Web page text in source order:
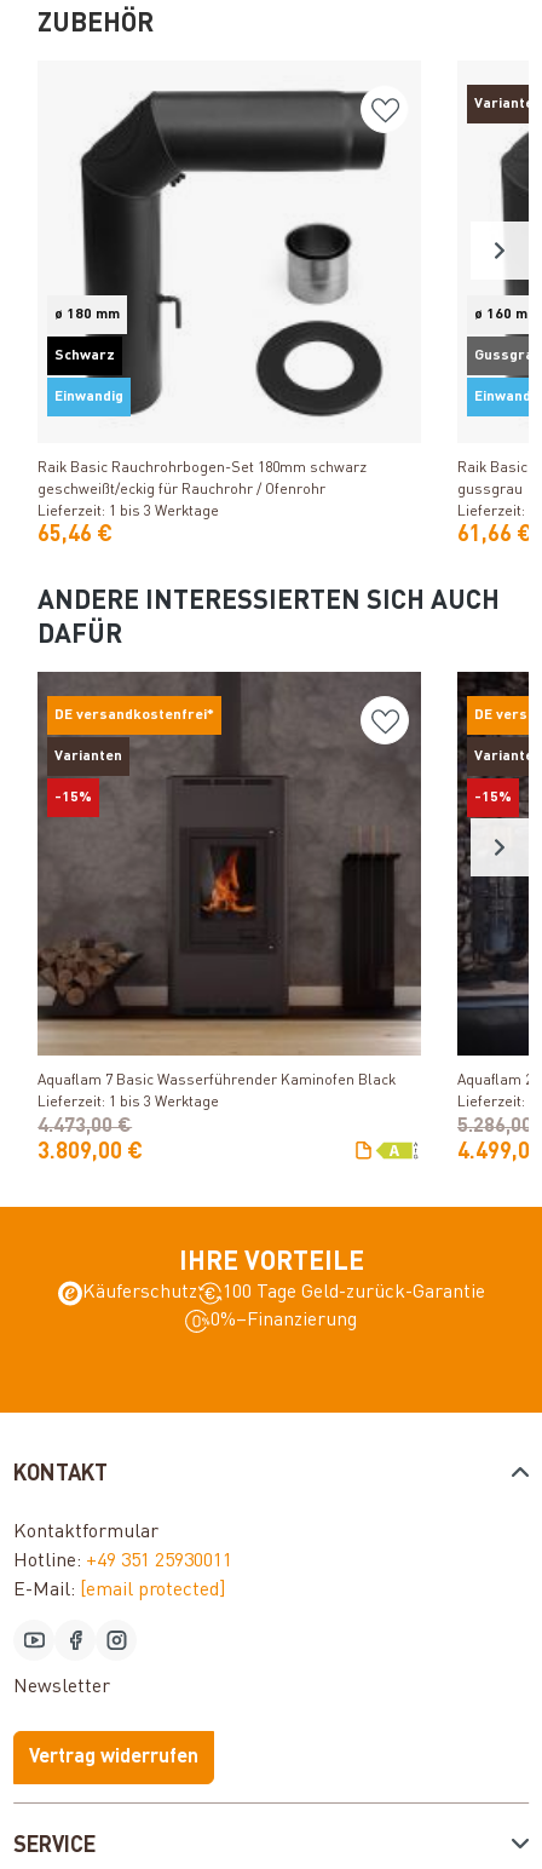
ZUBEHÖR
ø 180 mm
Schwarz
Einwandig
Raik Basic Rauchrohrbogen-Set 180mm schwarz
geschweißt/eckig für Rauchrohr / Ofenrohr
Lieferzeit: 1 bis 3 Werktage
65,46 €
Varianten
ø 160 mm
Gussgrau
Einwandig
Raik Basic
gussgrau
Lieferzeit: 1
61,66 €
ANDERE INTERESSIERTEN SICH AUCH
DAFÜR
DE versandkostenfrei*
Varianten
-15%
Produkt ansehen
Aquaflam 7 Basic Wasserführender Kaminofen Black
Lieferzeit: 1 bis 3 Werktage
3.809,00 €
4.473,00 €
DE
Varianten
-15%
Aquaflam
Lieferzeit: 1
5.286,00
IHRE VORTEILE
Käuferschutz
100 Tage Geld-zurück-Garantie
0%–Finanzierung
SERVICE
KONTAKT
Kontaktformular
Hotline: +49 351 25930011
E-Mail:
[email protected]
Newsletter
Vertrag widerrufen